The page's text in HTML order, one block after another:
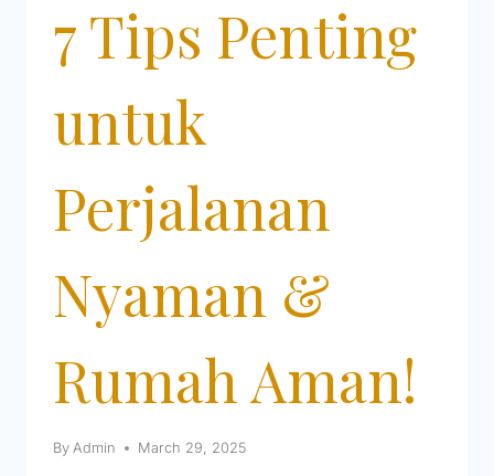
7 Tips Penting
untuk
Perjalanan
Nyaman &
Rumah Aman!
By Admin March 29, 2025